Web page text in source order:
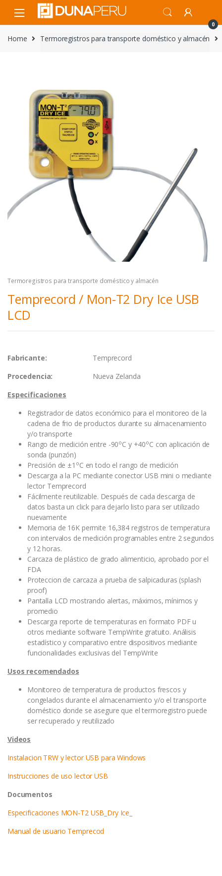
navigation
content
0
Home Termoregistros para transporte doméstico y almacén
Termoregistros para transporte doméstico y almacén
Temprecord / Mon-T2 Dry Ice USB
LCD
Fabricante:
Temprecord
Procedencia:
Nueva Zelanda
Especificaciones
Registrador de datos económico para el monitoreo de la
cadena de frio de productos durante su almacenamiento
y/o transporte
Rango de medición entre -90oC y +40oC con aplicación de
sonda (punzón)
Precisión de ±1 oC en todo el rango de medición
Descarga a la PC mediante conector USB mini o mediante
lector Temprecord
Fácilmente reutilizable. Después de cada descarga de
datos basta un click para dejarlo listo para ser utilizado
nuevamente
Memoria de 16K permite 16,384 registros de temperatura
con intervalos de medición programables entre 2 segundos
y 12 horas.
Carcaza de plástico de grado alimenticio, aprobado por el
FDA
Proteccion de carcaza a prueba de salpicaduras (splash
proof)
Pantalla LCD mostrando alertas, máximos, mínimos y
promedio
Descarga reporte de temperaturas en formato PDF u
otros mediante software TempWrite gratuito. Análisis
estadístico y comparativo entre dispositivos mediante
funcionalidades exclusivas del TempWrite
Usos recomendados
Monitoreo de temperatura de productos frescos y
congelados durante el almacenamiento y/o el transporte
doméstico donde se asegure que el termoregistro puede
ser recuperado y reutilizado
Videos
Instalacion TRW y lector USB para Windows
Instrucciones de uso lector USB
Documentos
Especificaciones MON-T2 USB_Dry Ice_
Manual de usuario Temprecod